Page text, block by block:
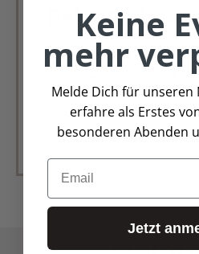
Deko
Immer schön,
Trag Dich für unseren
verpasse keine
Zur Newsletter
Keine
mehr
Melde Dich für unseren
erfahre als Erstes
besonderen Abenden
Email
Jetzt